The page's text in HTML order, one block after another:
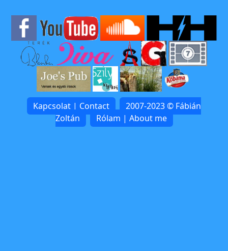
Kapcsolat | Contact
2007-2023 © Fábián
Zoltán
Rólam | About me